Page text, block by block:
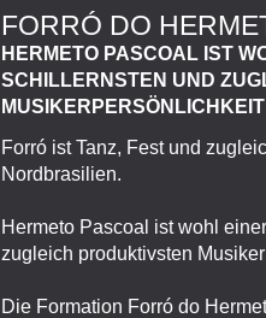
FORRÓ DO
HERMETO PASCOAL IST
SCHILLERNSTEN UND
Forró ist Tanz, Fest und
Nordbrasilien.
Hermeto Pascoal ist wohl
zugleich produktivsten
Die Formation Forró do